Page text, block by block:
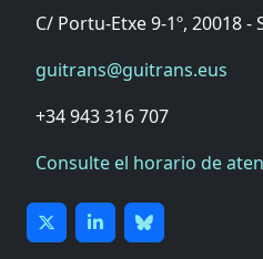
C/ Portu-Etxe 9-1º, 20018 -
guitrans@guitrans.eus
+34 943 316 707
Consulte el horario de